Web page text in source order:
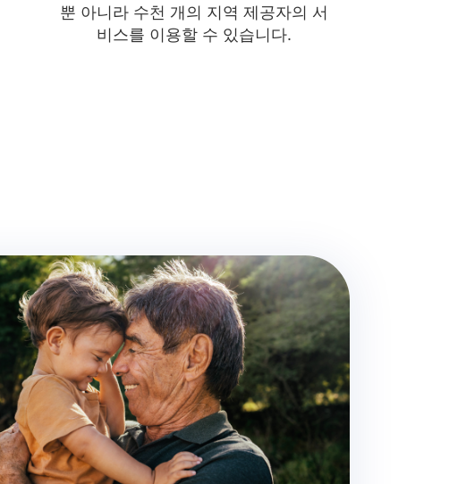
뿐 아니라 수천 개의 지역 제공자의 서
비스를 이용할 수 있습니다.